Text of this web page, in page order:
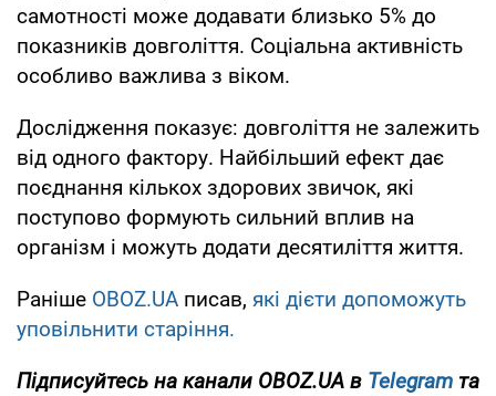
самотності може додавати близько 5% до
показників довголіття. Соціальна активність
особливо важлива з віком.
Дослідження показує: довголіття не залежить
від одного фактору. Найбільший ефект дає
поєднання кількох здорових звичок, які
поступово формують сильний вплив на
організм і можуть додати десятиліття життя.
Раніше OBOZ.UA писав, які дієти допоможуть
уповільнити старіння.
Підписуйтесь на канали OBOZ.UA в Telegram та